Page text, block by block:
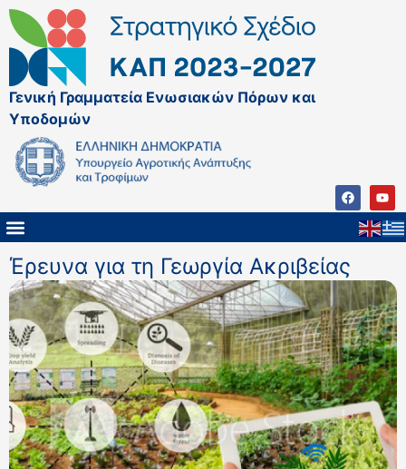
Γενική Γραμματεία Ενωσιακών Πόρων και
Υποδομών
Έρευνα για τη Γεωργία Ακριβείας